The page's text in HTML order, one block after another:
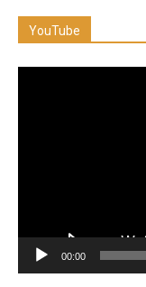
YouTube
00:00